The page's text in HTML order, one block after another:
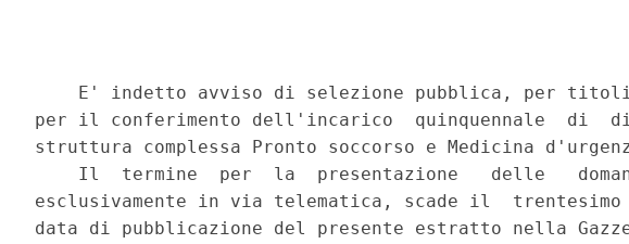
E' indetto avviso di selezione pubblica, per
per il conferimento dell'incarico  quinquennale  di
struttura complessa Pronto soccorso e Medicina
Il  termine  per  la  presentazione   delle
esclusivamente in via telematica, scade il
data di pubblicazione del presente estratto nella